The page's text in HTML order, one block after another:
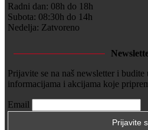
Radni dan: 08h do 18h
Subota: 08:30h do 14h
Nedelja: Zatvoreno
Prijavite se na naš newsletter i
informacijama i akcijama koje
Email